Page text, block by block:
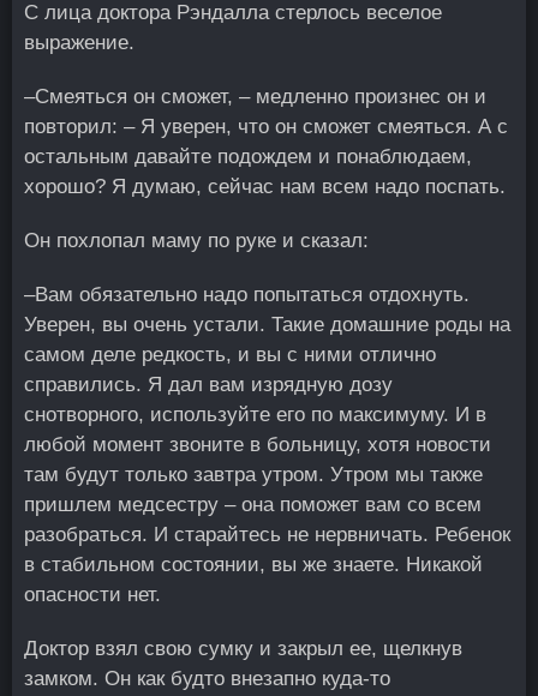
С лица доктора Рэндалла стерлось веселое
выражение.
–Смеяться он сможет, – медленно произнес он и
повторил: – Я уверен, что он сможет смеяться. А с
остальным давайте подождем и понаблюдаем,
хорошо? Я думаю, сейчас нам всем надо поспать.
Он похлопал маму по руке и сказал:
–Вам обязательно надо попытаться отдохнуть.
Уверен, вы очень устали. Такие домашние роды на
самом деле редкость, и вы с ними отлично
справились. Я дал вам изрядную дозу
снотворного, используйте его по максимуму. И в
любой момент звоните в больницу, хотя новости
там будут только завтра утром. Утром мы также
пришлем медсестру – она поможет вам со всем
разобраться. И старайтесь не нервничать. Ребенок
в стабильном состоянии, вы же знаете. Никакой
опасности нет.
Доктор взял свою сумку и закрыл ее, щелкнув
замком. Он как будто внезапно куда-то